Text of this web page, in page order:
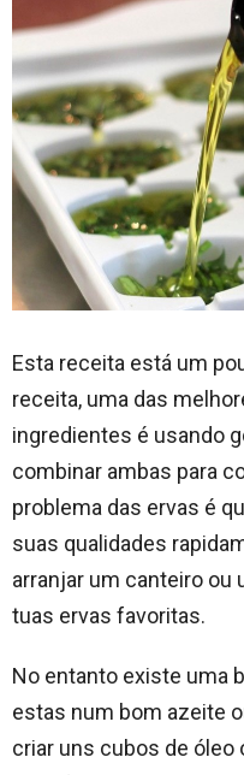
Esta receita está um
receita, uma das
ingredientes é usando
combinar ambas para
problema das ervas é
suas qualidades
arranjar um canteiro ou
tuas ervas favoritas.
No entanto existe uma
estas num bom azeite
criar uns cubos de óleo